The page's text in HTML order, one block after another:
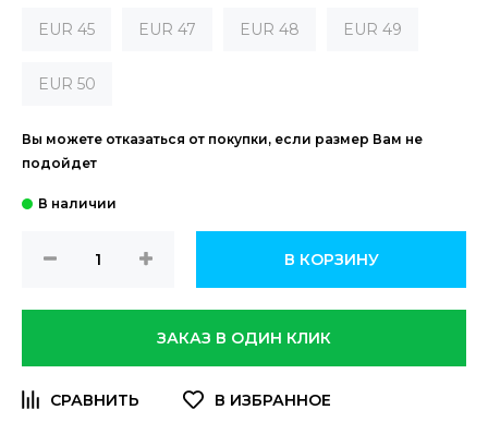
EUR 45 EUR 47 EUR 48 EUR 49
EUR 50
Вы можете отказаться от покупки, если размер Вам не
подойдет
В КОРЗИНУ
ЗАКАЗ В ОДИН КЛИК